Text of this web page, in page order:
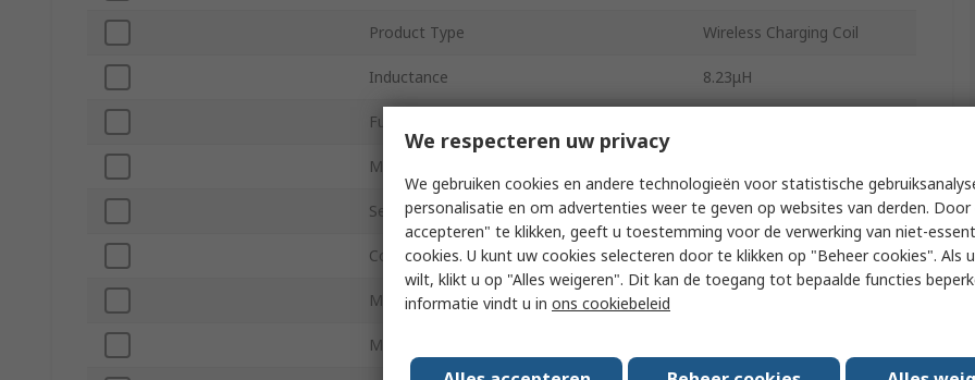
Product Type Wireless Charging Coil
Inductance 8.23μH
Function
Maximum DC Resistance
Series WR
Core Material Ferrite
Mount Type
Minimum Operating Temperature
We respecteren uw privacy
We gebruiken cookies en andere technologieën voor statistische
personalisatie en om advertenties weer te geven op websites van derden. Door
accepteren" te klikken, geeft u toestemming voor de verwerking van niet-
cookies. U kunt uw cookies selecteren door te klikken op "Beheer cookies". Als
wilt, klikt u op "Alles weigeren". Dit kan de toegang tot bepaalde functies
informatie vindt u in ons cookiebeleid